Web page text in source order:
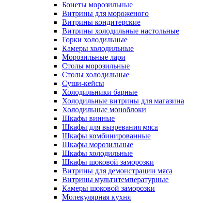
Бонеты морозильные
Витрины для мороженого
Витрины кондитерские
Витрины холодильные настольные
Горки холодильные
Камеры холодильные
Морозильные лари
Столы морозильные
Столы холодильные
Суши-кейсы
Холодильники барные
Холодильные витрины для магазина
Холодильные моноблоки
Шкафы винные
Шкафы для вызревания мяса
Шкафы комбинированные
Шкафы морозильные
Шкафы холодильные
Шкафы шоковой заморозки
Витрины для демонстрации мяса
Витрины мультитемпературные
Камеры шоковой заморозки
Молекулярная кухня